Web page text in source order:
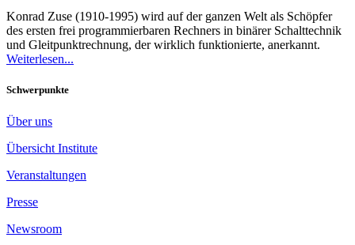
Konrad Zuse (1910-1995) wird auf der ganzen Welt als Schöpfer
des ersten frei programmierbaren Rechners in binärer Schalttechnik
und Gleitpunktrechnung, der wirklich funktionierte, anerkannt.
Weiterlesen...
Schwerpunkte
Über uns
Übersicht Institute
Veranstaltungen
Presse
Newsroom